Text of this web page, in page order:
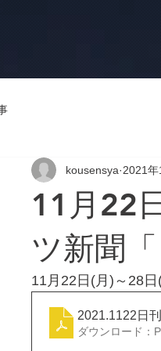
11月22
ツ新聞
kousensya 2021
11月22日(月)～28
2021.1122日
ダウンロード：